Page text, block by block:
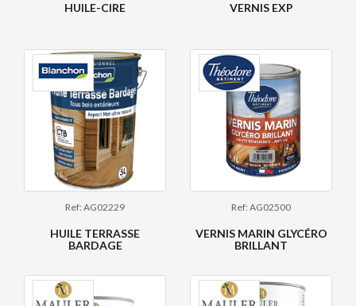
HUILE-CIRE VERNIS EXP
Ref: AG02229
HUILE TERRASSE
BARDAGE
Ref: AG02500
VERNIS MARIN GLYCÉRO
BRILLANT